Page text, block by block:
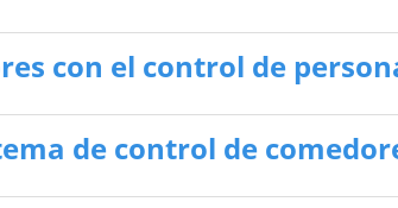
con el control de
de control de